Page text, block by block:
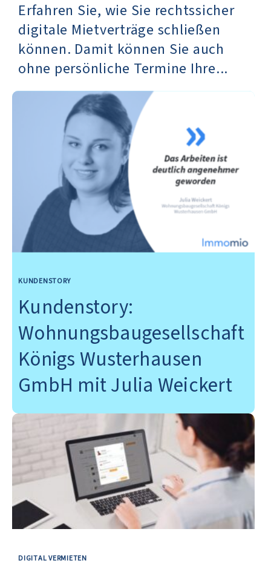
Erfahren Sie, wie Sie rechtssicher
digitale Mietverträge schließen
können. Damit können Sie auch
ohne persönliche Termine Ihre...
KUNDENSTORY
Kundenstory:
Wohnungsbaugesellschaft
Königs Wusterhausen
GmbH mit Julia Weickert
DIGITAL VERMIETEN